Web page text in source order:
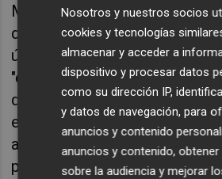
Merino, quien ha indicado
que hablar de la deuda
últimos años por la
"compensar la injusticia de
defendido que es posible
ese Fondo y que cuentan
argumentos y de la unión" de
para reclamarlo.
Nosotros y nuestros socios
cookies y tecnologías
almacenar y acceder a
dispositivo y procesar datos
como su dirección IP,
y datos de navegación, para
anuncios y contenido
anuncios y contenido,
sobre la audiencia y mejorar